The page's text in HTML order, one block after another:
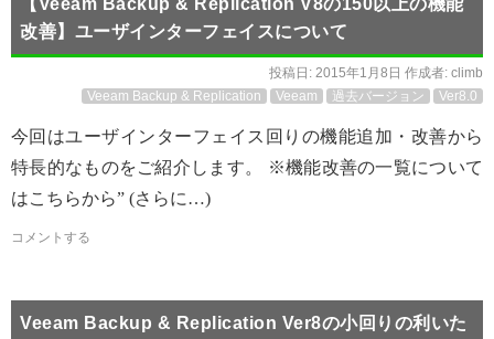
【Veeam Backup & Replication V8の150以上の機能
改善】ユーザインターフェイスについて
投稿日: 2015年1月8日 作成者: climb
Veeam Backup & Replication
Veeam 過去バージョン Ver8.0
今回はユーザインターフェイス回りの機能追加・改善から
特長的なものをご紹介します。 ※機能改善の一覧について
はこちらから” (さらに…)
コメントする
Veeam Backup & Replication Ver8の小回りの利いた